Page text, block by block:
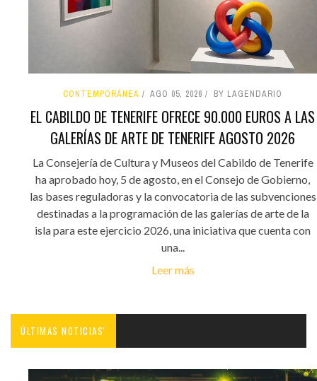
CONTEMPORÁNEA AGO 05, 2026 BY LAGENDARIO
EL CABILDO DE TENERIFE OFRECE 90.000 EUROS A LAS
GALERÍAS DE ARTE DE TENERIFE AGOSTO 2026
La Consejería de Cultura y Museos del Cabildo de Tenerife
ha aprobado hoy, 5 de agosto, en el Consejo de Gobierno,
las bases reguladoras y la convocatoria de las subvenciones
destinadas a la programación de las galerías de arte de la
isla para este ejercicio 2026, una iniciativa que cuenta con
una...
Leer más
ÚLTIMAS NOTICIAS'